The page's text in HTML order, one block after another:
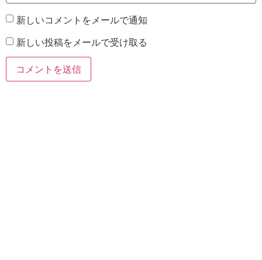
新しいコメントをメールで通知
新しい投稿をメールで受け取る